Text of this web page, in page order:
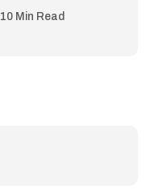
10 Min Read